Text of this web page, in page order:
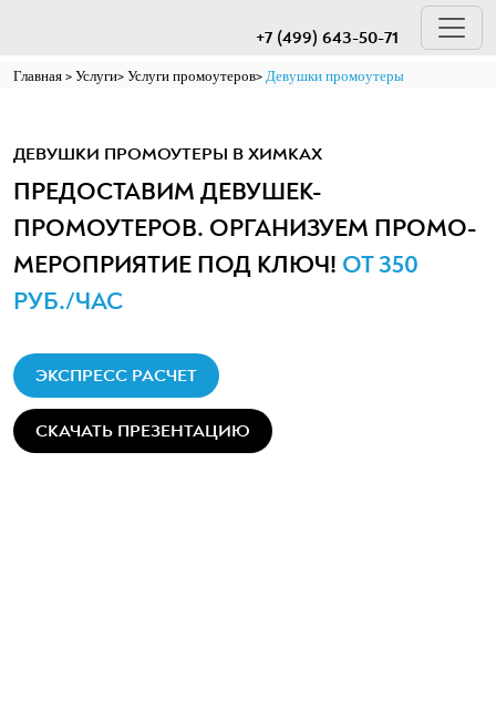
+7 (499) 643-50-71
Главная Услуги Услуги промоутеров Девушки промоутеры
ДЕВУШКИ ПРОМОУТЕРЫ В ХИМКАХ
ПРЕДОСТАВИМ ДЕВУШЕК-
ПРОМОУТЕРОВ. ОРГАНИЗУЕМ ПРОМО-
МЕРОПРИЯТИЕ ПОД КЛЮЧ! ОТ 350
РУБ./ЧАС
ЭКСПРЕСС РАСЧЕТ
СКАЧАТЬ ПРЕЗЕНТАЦИЮ